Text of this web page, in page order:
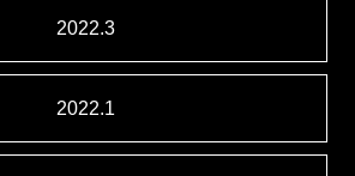
2022.3
2022.1